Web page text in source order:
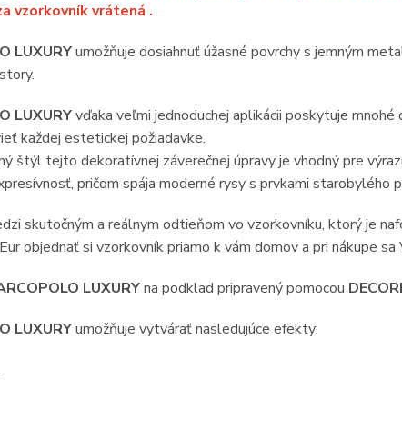
vzorkovník vrátená .
LUXURYumožňuje dosiahnuť úžasné povrchy s jemným
LUXURYvďaka veľmi jednoduchej aplikácii poskytuje
každej estetickej požiadavke.
štýl tejto dekoratívnej záverečnej úpravy je vhodný pre
pričom spája moderné rysy s prvkami starobylého
skutočným a reálnym odtieňom vo vzorkovníku, ktorý je
objednať si vzorkovník priamo k vám domov a pri nákupe sa
LUXURYna podklad pripravený pomocou
LUXURYumožňuje vytvárať nasledujúce efekty: